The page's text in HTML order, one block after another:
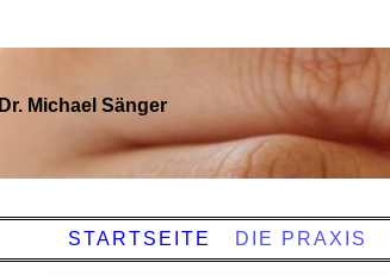
Dr. Michael Sänger
STARTSEITE DIE PRAXIS